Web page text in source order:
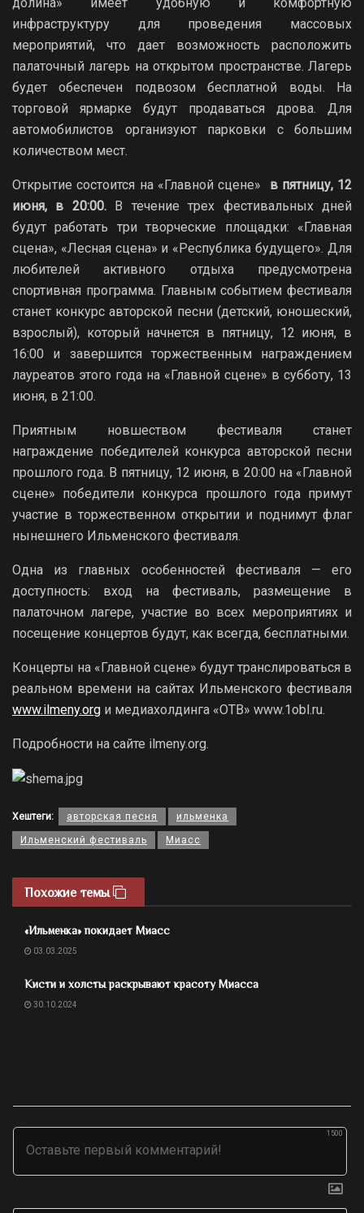
инфраструктуру для проведения массовых
мероприятий, что дает возможность расположить
палаточный лагерь на открытом пространстве. Лагерь
будет обеспечен подвозом бесплатной воды. На
торговой ярмарке будут продаваться дрова. Для
автомобилистов организуют парковки с большим
количеством мест.
Открытие состоится на «Главной сцене»
в пятницу, 12
июня, в 20:00.В течение трех фестивальных дней
будут работать три творческие площадки: «Главная
сцена», «Лесная сцена» и «Республика будущего». Для
любителей активного отдыха предусмотрена
спортивная программа. Главным событием фестиваля
станет конкурс авторской песни (детский, юношеский,
взрослый), который начнется в пятницу, 12 июня, в
16:00 и завершится торжественным награждением
лауреатов этого года на «Главной сцене» в субботу, 13
июня, в 21:00.
Приятным новшеством фестиваля станет
награждение победителей конкурса авторской песни
прошлого года. В пятницу, 12 июня, в 20:00 на «Главной
сцене» победители конкурса прошлого года примут
участие в торжественном открытии и поднимут флаг
нынешнего Ильменского фестиваля.
Одна из главных особенностей фестиваля — его
доступность: вход на фестиваль, размещение в
палаточном лагере, участие во всех мероприятиях и
посещение концертов будут, как всегда, бесплатными.
Концерты на «Главной сцене» будут транслироваться в
реальном времени на сайтах Ильменского фестиваля
www.ilmeny.org и медиахолдинга «ОТВ» www.1obl.ru.
Подробности на сайте ilmeny.org.
Хештеги: авторская песня ильменка
Ильменский фестиваль Миасс
Похожие темы
«Ильменка» покидает Миасс
03.03.2025
Кисти и холсты раскрывают красоту Миасса
30.10.2024
1500